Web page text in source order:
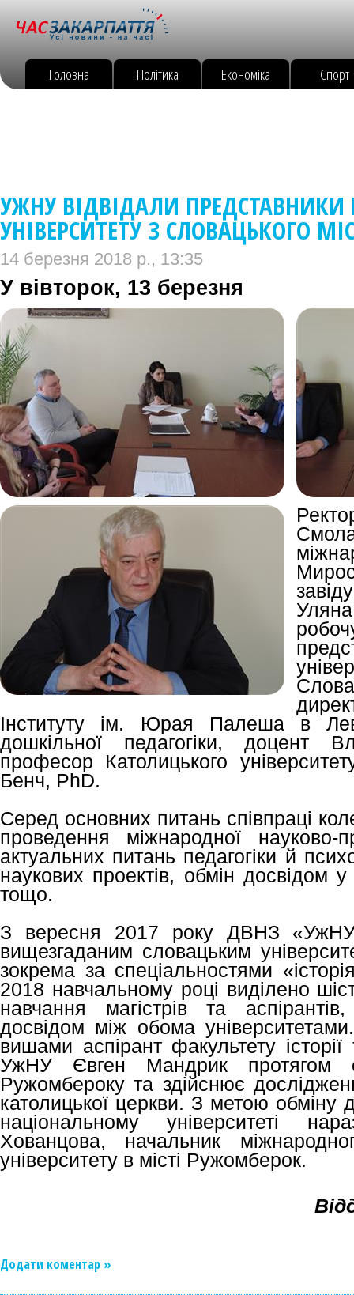
Головна Політика Економіка Спорт
УЖНУ ВІДВІДАЛИ
УНІВЕРСИТЕТУ З СЛОВАЦЬКОГО
14 березня 2018 р., 13:35
У вівторок, 13 березня
Інституту ім. Юрая Палеша в
дошкільної педагогіки, доцент
професор Католицького
Бенч, PhD.
Серед основних питань співпраці
проведення міжнародної науково-
актуальних питань педагогіки й
наукових проектів, обмін досвідом
тощо.
З вересня 2017 року ДВНЗ
вищезгаданим словацьким
зокрема за спеціальностями
2018 навчальному році виділено
навчання магістрів та
досвідом між обома
вишами аспірант факультету
УжНУ Євген Мандрик протягом
Ружомбероку та здійснює
католицької церкви. З метою обміну
національному університеті
Хованцова, начальник
університету в місті Ружомберок.
Додати коментар »